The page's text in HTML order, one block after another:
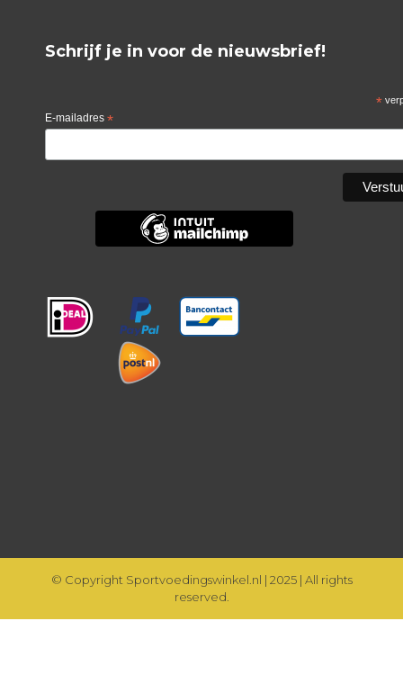
Schrijf je in voor de nieuwsbrief!
*
E-mailadres *
© Copyright Sportvoedingswinkel.nl | 2025 | All rights
reserved.